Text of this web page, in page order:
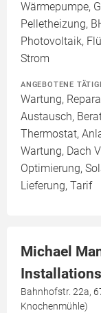
Wärmepumpe,
Pelletheizung,
Photovoltaik,
Strom
ANGEBOTENE
Wartung,
Austausch,
Thermostat,
Wartung, Dach
Optimierung,
Lieferung, Tarif
Michael
Bahnhofstr. 22a,
Knochenmühle)